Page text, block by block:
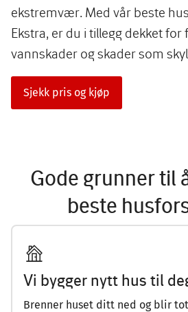
ekstremvær. Med vår beste
Ekstra, er du i tillegg dekket for
vannskader og skader som
Sjekk pris og kjøp
Gode grunner til
beste
Vi bygger nytt hus til
Brenner huset ditt ned og blir